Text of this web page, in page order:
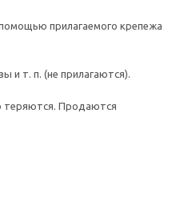
прилагаемого крепежа
и т. п. (не прилагаются).
теряются. Продаются